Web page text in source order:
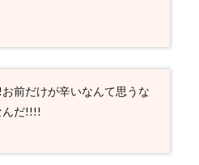
前だけが辛いなんて思うな
んだ!!!!